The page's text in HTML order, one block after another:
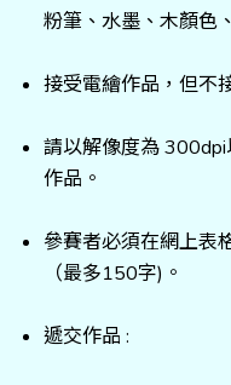
粉筆、水墨、木顏色
接受電繪作品，但不
請以解像度為 300dpi
作品。
參賽者必須在網上表
（最多150字)。
遞交作品 :